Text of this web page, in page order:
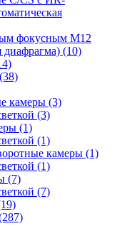
фокусным М12
диафрагма) (10)
(38)
камеры (3)
(3)
(1)
(1)
камеры (1)
(1)
(7)
(7)